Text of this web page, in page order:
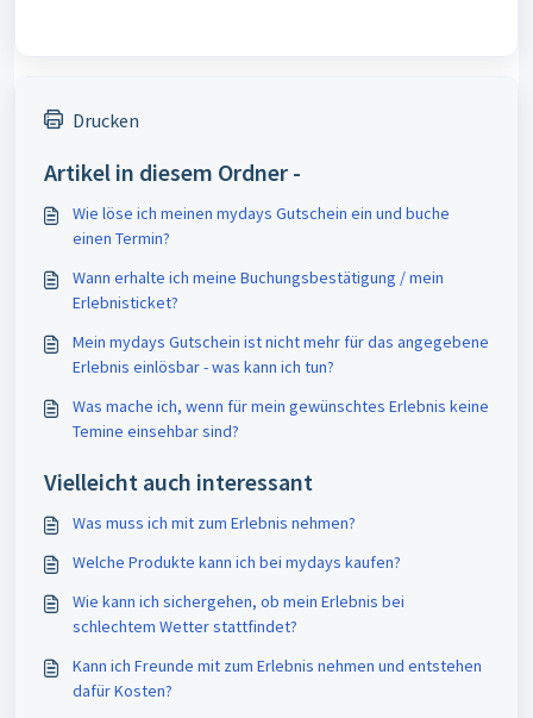
Drucken
Artikel in diesem Ordner -
Wie löse ich meinen mydays Gutschein ein und buche
einen Termin?
Wann erhalte ich meine Buchungsbestätigung / mein
Erlebnisticket?
Mein mydays Gutschein ist nicht mehr für das angegebene
Erlebnis einlösbar - was kann ich tun?
Was mache ich, wenn für mein gewünschtes Erlebnis keine
Temine einsehbar sind?
Vielleicht auch interessant
Was muss ich mit zum Erlebnis nehmen?
Welche Produkte kann ich bei mydays kaufen?
Wie kann ich sichergehen, ob mein Erlebnis bei
schlechtem Wetter stattfindet?
Kann ich Freunde mit zum Erlebnis nehmen und entstehen
dafür Kosten?